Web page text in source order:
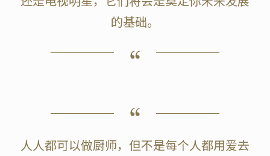
的基础。
人人都可以做厨师，但不是每个人都用爱去